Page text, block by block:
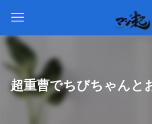
超重曹でちびちゃんと